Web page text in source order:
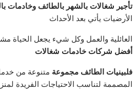
تأجير شغالات بالشهر بالطائف وخادمات
الأرضيات يأتي بعد الأحداث
العائلية والعمل وكل شيء يجعل الحياة
أفضل شركات خادمات شغالات
فلبينيات الطائف مجموعة متنوعة من
المصممة لتناسب الاحتياجات الفريدة